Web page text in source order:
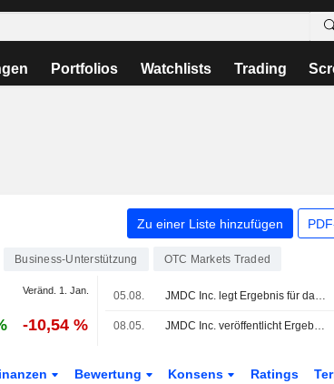
Portfolios Watchlists Trading
Zu einer Liste hinzufügen
Business-Unterstützung OTC Markets Traded
Veränd. 1. Jan.
-10,54 %
05.08. JMDC Inc. legt Ergebnis für das erste Quartal zum 30. Juni 2026 vor
08.05. JMDC Inc. veröffentlicht Ergebniszahlen für das am 31. März 2026 endende Geschäftsjahr
Bewertung Konsens Ratings